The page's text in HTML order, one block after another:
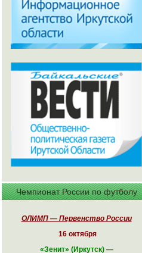
Чемпионат России по футболу
ОЛИМП — Первенство России
16 октября
«Зенит» (Иркутск) —